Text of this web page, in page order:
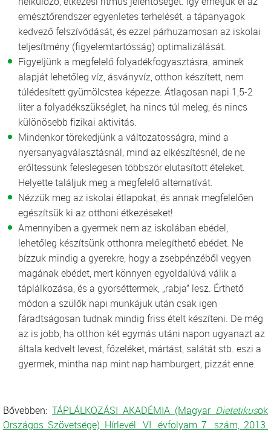
emésztőrendszer egyenletes terhelését, a tápanyagok
kedvező felszívódását, és ezzel párhuzamosan az iskolai
teljesítmény (figyelemtartósság) optimalizálását.
Figyeljünk a megfelelő folyadékfogyasztásra, aminek
alapját lehetőleg víz, ásványvíz, otthon készített, nem
túlédesített gyümölcstea képezze. Átlagosan napi 1,5-2
liter a folyadékszükséglet, ha nincs túl meleg, és nincs
különösebb fizikai aktivitás.
Mindenkor törekedjünk a változatosságra, mind a
nyersanyagválasztásnál, mind az elkészítésnél, de ne
erőltessünk feleslegesen többször elutasított ételeket.
Helyette találjuk meg a megfelelő alternatívát.
Nézzük meg az iskolai étlapokat, és annak megfelelően
egészítsük ki az otthoni étkezéseket!
Amennyiben a gyermek nem az iskolában ebédel,
lehetőleg készítsünk otthonra melegíthető ebédet. Ne
bízzuk mindig a gyerekre, hogy a zsebpénzéből vegyen
magának ebédet, mert könnyen egyoldalúvá válik a
táplálkozása, és a gyorséttermek, „rabja” lesz. Érthető
módon a szülők napi munkájuk után csak igen
fáradtságosan tudnak mindig friss ételt készíteni. De még
az is jobb, ha otthon két egymás utáni napon ugyanazt az
általa kedvelt levest, főzeléket, mártást, salátát stb. eszi a
gyermek, mintha nap mint nap hamburgert, pizzát enne.
Bővebben: TÁPLÁLKOZÁSI AKADÉMIA (Magyar Dietetikusok
Országos Szövetsége) Hírlevél. VI. évfolyam 7. szám, 2013.